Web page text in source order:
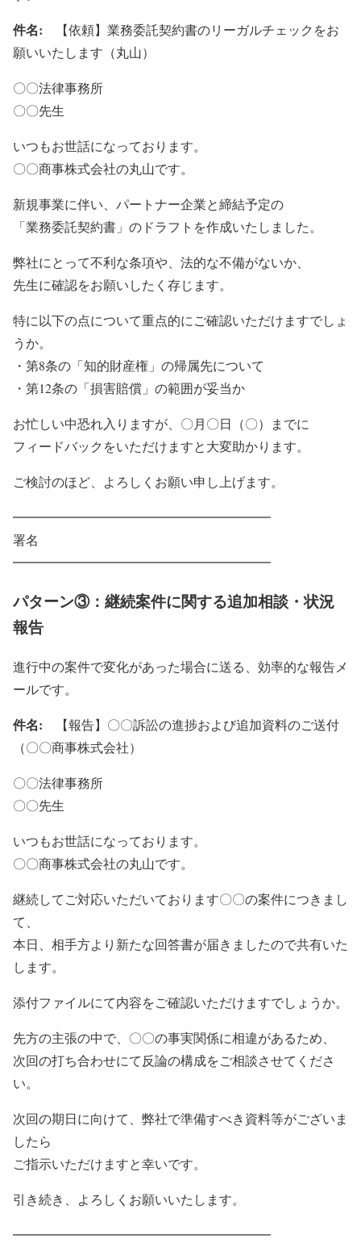
件名:
【依頼】業務委託契約書のリーガルチェックをお
願いいたします（丸山）
〇〇法律事務所
〇〇先生
いつもお世話になっております。
〇〇商事株式会社の丸山です。
新規事業に伴い、パートナー企業と締結予定の
「業務委託契約書」のドラフトを作成いたしました。
弊社にとって不利な条項や、法的な不備がないか、
先生に確認をお願いしたく存じます。
特に以下の点について重点的にご確認いただけますでしょ
うか。
・第8条の「知的財産権」の帰属先について
・第12条の「損害賠償」の範囲が妥当か
お忙しい中恐れ入りますが、〇月〇日（〇）までに
フィードバックをいただけますと大変助かります。
ご検討のほど、よろしくお願い申し上げます。
━━━━━━━━━━━━━━━━━━━━
署名
━━━━━━━━━━━━━━━━━━━━
パターン③：継続案件に関する追加相談・状況
報告
進行中の案件で変化があった場合に送る、効率的な報告メ
ールです。
件名:
【報告】〇〇訴訟の進捗および追加資料のご送付
（〇〇商事株式会社）
〇〇法律事務所
〇〇先生
いつもお世話になっております。
〇〇商事株式会社の丸山です。
継続してご対応いただいております〇〇の案件につきまし
て、
本日、相手方より新たな回答書が届きましたので共有いた
します。
添付ファイルにて内容をご確認いただけますでしょうか。
先方の主張の中で、〇〇の事実関係に相違があるため、
次回の打ち合わせにて反論の構成をご相談させてくださ
い。
次回の期日に向けて、弊社で準備すべき資料等がございま
したら
ご指示いただけますと幸いです。
引き続き、よろしくお願いいたします。
━━━━━━━━━━━━━━━━━━━━